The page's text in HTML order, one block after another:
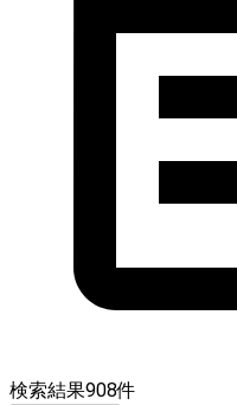
検索結果908件